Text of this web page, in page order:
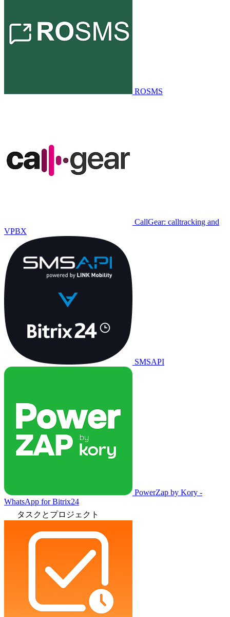
ROSMS
CallGear: calltracking and
VPBX
SMSAPI
PowerZap by Kory -
WhatsApp for Bitrix24
タスクとプロジェクト